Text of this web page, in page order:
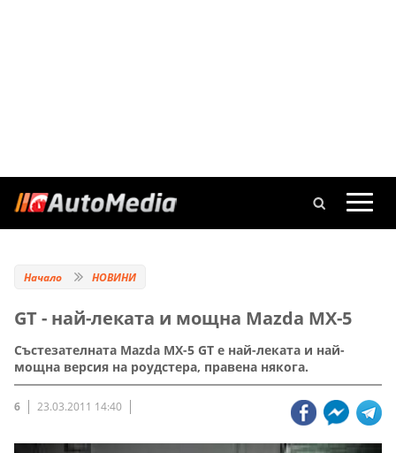
Начало НОВИНИ
GT - най-леката и мощна Mazda MX-5
Състезателната Mazda MX-5 GT е най-леката и най-
мощна версия на роудстера, правена някога.
6 23.03.2011 14:40